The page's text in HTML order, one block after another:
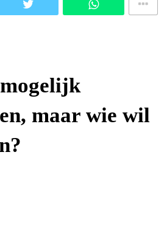
maar wie wil